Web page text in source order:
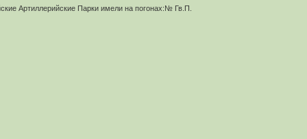
Артиллерийские Парки имели на погонах:№ Гв.П.